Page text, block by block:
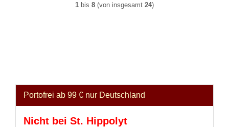
1 bis 8 (von insgesamt 24)
Portofrei ab 99 € nur Deutschland
Nicht bei St. Hippolyt